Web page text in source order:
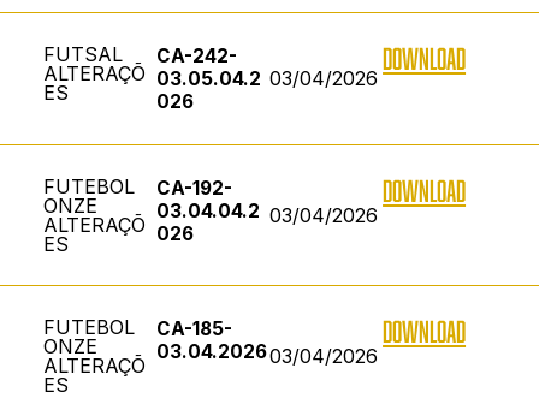
FUTSAL
ALTERAÇÕ
ES
CA-242-
03.05.04.2
026
03/04/2026
DOWNLOAD
FUTEBOL
ONZE
ALTERAÇÕ
ES
CA-192-
03.04.04.2
026
03/04/2026
DOWNLOAD
FUTEBOL
ONZE
ALTERAÇÕ
ES
CA-185-
03.04.202603/04/2026
DOWNLOAD